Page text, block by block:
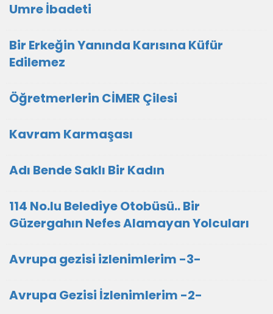
Umre İbadeti
Bir Erkeğin Yanında Karısına Küfür
Edilemez
Öğretmerlerin CİMER Çilesi
Kavram Karmaşası
Adı Bende Saklı Bir Kadın
114 No.lu Belediye Otobüsü.. Bir
Güzergahın Nefes Alamayan Yolcuları
Avrupa gezisi izlenimlerim -3-
Avrupa Gezisi İzlenimlerim -2-